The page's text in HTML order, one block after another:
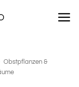
Obstpflanzen &